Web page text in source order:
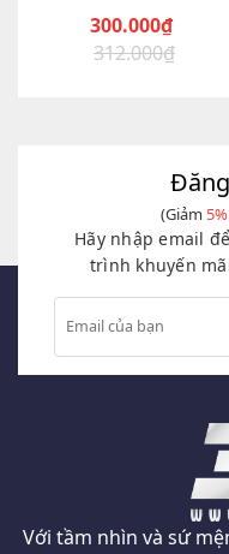
312.000₫
Giá
300.000₫
Giá
(Giảm 5%
Hãy nhập email
trình khuyến
Với tầm nhìn và sứ